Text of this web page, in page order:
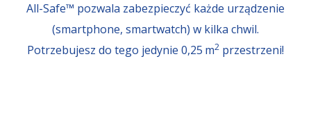
All-Safe™ pozwala zabezpieczyć każde urządzenie
(smartphone, smartwatch) w kilka chwil.
Potrzebujesz do tego jedynie 0,25 m2 przestrzeni!